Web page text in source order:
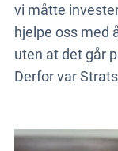
vi måtte
hjelpe oss med
uten at det går
Derfor var